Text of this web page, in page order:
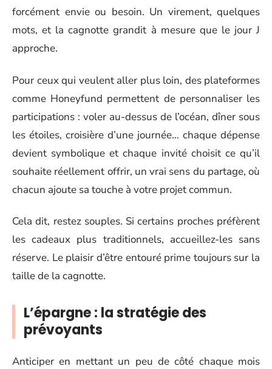
forcément envie ou besoin. Un virement, quelques
mots, et la cagnotte grandit à mesure que le jour J
approche.
Pour ceux qui veulent aller plus loin, des plateformes
comme Honeyfund permettent de personnaliser les
participations : voler au-dessus de l’océan, dîner sous
les étoiles, croisière d’une journée… chaque dépense
devient symbolique et chaque invité choisit ce qu’il
souhaite réellement offrir, un vrai sens du partage, où
chacun ajoute sa touche à votre projet commun.
Cela dit, restez souples. Si certains proches préfèrent
les cadeaux plus traditionnels, accueillez-les sans
réserve. Le plaisir d’être entouré prime toujours sur la
taille de la cagnotte.
L’épargne : la stratégie des
prévoyants
Anticiper en mettant un peu de côté chaque mois